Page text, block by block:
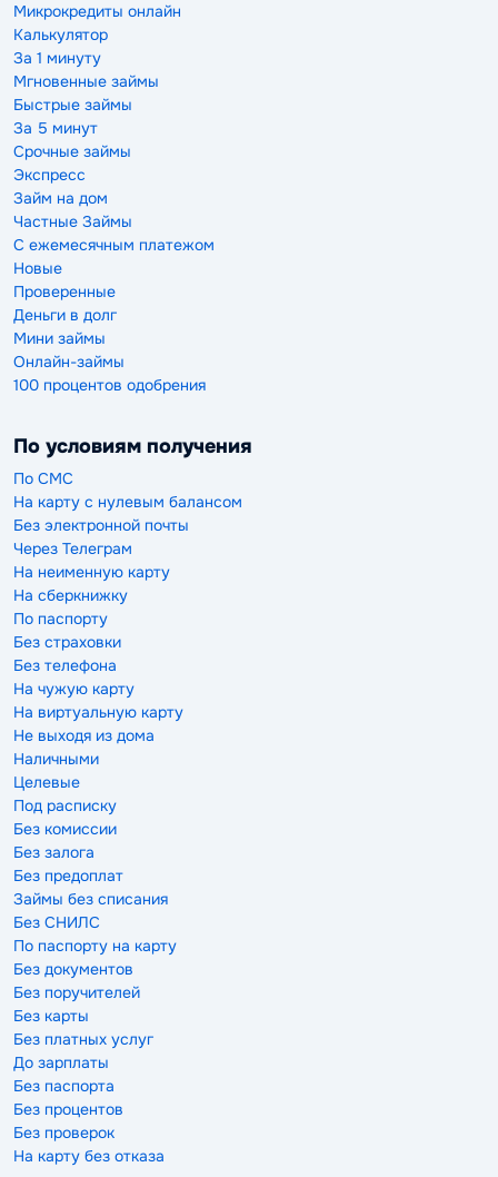
Микрокредиты онлайн
Калькулятор
За 1 минуту
Мгновенные займы
Быстрые займы
За 5 минут
Срочные займы
Экспресс
Займ на дом
Частные Займы
С ежемесячным платежом
Новые
Проверенные
Деньги в долг
Мини займы
Онлайн-займы
100 процентов одобрения
По условиям получения
По СМС
На карту с нулевым балансом
Без электронной почты
Через Телеграм
На неименную карту
На сберкнижку
По паспорту
Без страховки
Без телефона
На чужую карту
На виртуальную карту
Не выходя из дома
Наличными
Целевые
Под расписку
Без комиссии
Без залога
Без предоплат
Займы без списания
Без СНИЛС
По паспорту на карту
Без документов
Без поручителей
Без карты
Без платных услуг
До зарплаты
Без паспорта
Без процентов
Без проверок
На карту без отказа